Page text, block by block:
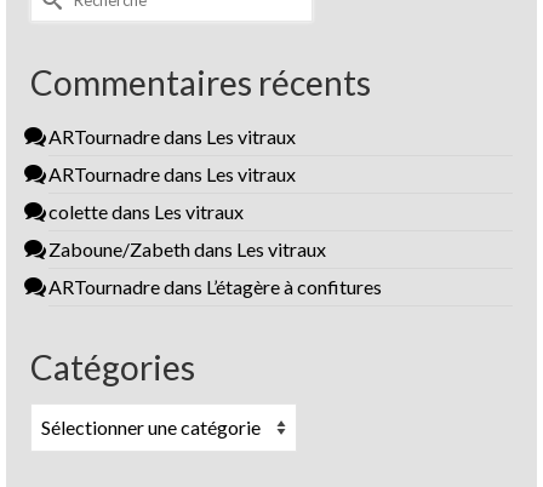
Commentaires récents
ARTournadredans Les vitraux
ARTournadredans Les vitraux
colettedans Les vitraux
Zaboune/Zabethdans Les vitraux
ARTournadredans L’étagère à confitures
Catégories
Catégories